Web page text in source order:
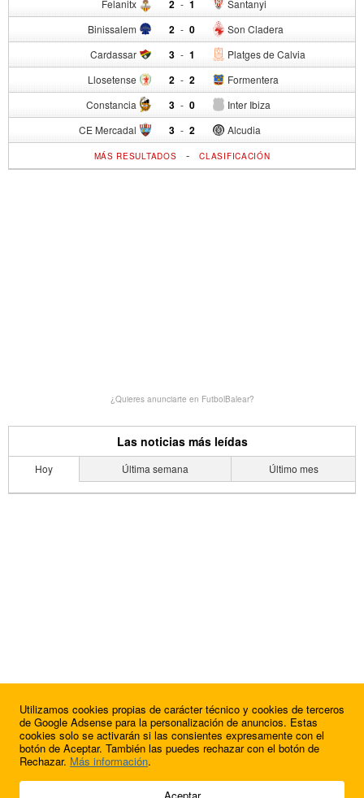
Felanitx 2 - Santanyi
1
Binissalem 2 - Son Cladera
0
Cardassar 3 - Platges de Calvia
1
Llosetense 2 - Formentera
2
Constancia 3 - Inter Ibiza
0
CE Mercadal 3 - Alcudia
2
MÁS RESULTADOS -CLASIFICACIÓN
¿Quieres anunciarte en FutbolBalear?
Las noticias más leídas
Hoy Última semana Último mes
© 2009 - 2026 Soluciones Corporativas IP, SL.
Utilizamos cookies propias de carácter técnico y cookies de terceros
de Google Adsense para la personalización de anuncios. Estas
cookies solo se activarán si las consientes expresamente con el
botón de Aceptar. También las puedes rechazar con el botón de
Rechazar. Más información.